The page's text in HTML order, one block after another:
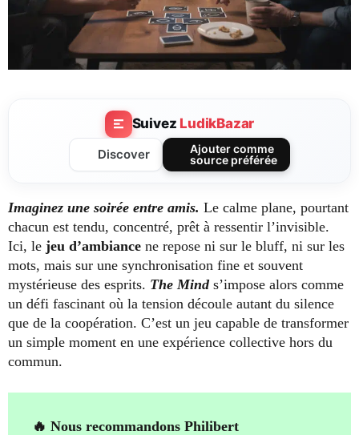
Suivez LudikBazar
Discover
Ajouter comme
source préférée
Imaginez une soirée entre amis. Le calme plane, pourtant
chacun est tendu, concentré, prêt à ressentir l’invisible.
Ici, le jeu d’ambiance ne repose ni sur le bluff, ni sur les
mots, mais sur une synchronisation fine et souvent
mystérieuse des esprits. The Minds’impose alors comme
un défi fascinant où la tension découle autant du silence
que de la coopération. C’est un jeu capable de transformer
un simple moment en une expérience collective hors du
commun.
🔥 Nous recommandons Philibert